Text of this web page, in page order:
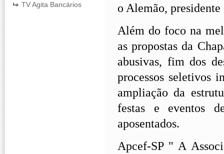
TV Agita Bancários
o Alemão,
Além do foco na
as propostas da
abusivas, fim dos
processos seletivos
ampliação da
festas e eventos
aposentados.
Apcef-SP " A